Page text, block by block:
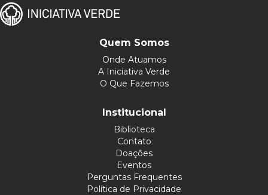
Quem Somos
Onde Atuamos
A Iniciativa Verde
O Que Fazemos
Institucional
Biblioteca
Contato
Doações
Eventos
Perguntas Frequentes
Política de Privacidade